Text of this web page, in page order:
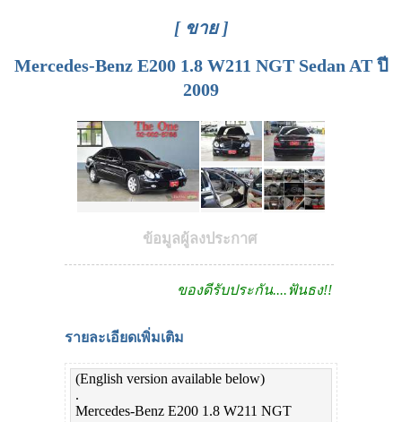
[ ขาย ]
Mercedes-Benz E200 1.8 W211 NGT Sedan AT ปี
2009
ข้อมูลผู้ลงประกาศ
ของดีรับประกัน....ฟันธง!!
รายละเอียดเพิ่มเติม
(English version available below)
.
Mercedes-Benz E200 1.8 W211 NGT